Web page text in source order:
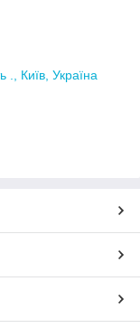
., Київ, Україна